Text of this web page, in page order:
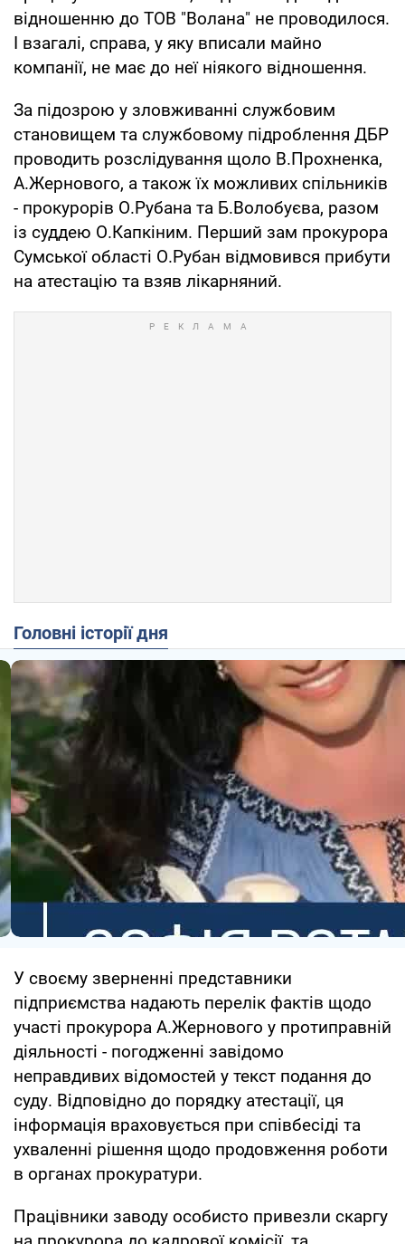
відношенню до ТОВ "Волана" не проводилося.
І взагалі, справа, у яку вписали майно
компанії, не має до неї ніякого відношення.
За підозрою у зловживанні службовим
становищем та службовому підроблення ДБР
проводить розслідування щоло В.Прохненка,
А.Жернового, а також їх можливих спільників
- прокурорів О.Рубана та Б.Волобуєва, разом
із суддею О.Капкіним. Перший зам прокурора
Сумської області О.Рубан відмовився прибути
на атестацію та взяв лікарняний.
Головні історії дня
У своєму зверненні представники
підприємства надають перелік фактів щодо
участі прокурора А.Жернового у протиправній
діяльності - погодженні завідомо
неправдивих відомостей у текст подання до
суду. Відповідно до порядку атестації, ця
інформація враховується при співбесіді та
ухваленні рішення щодо продовження роботи
в органах прокуратури.
Працівники заводу особисто привезли скаргу